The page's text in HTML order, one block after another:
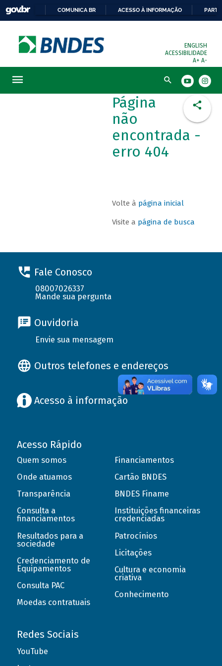
COMUNICA BR ACESSO À INFORMAÇÃO
ENGLISH
ACESSIBILIDADE
A+ A-
Busca
Página
não
encontrada -
erro 404
Volte à página inicial
Visite a página de busca
Fale Conosco
08007026337
Mande sua pergunta
Ouvidoria
Envie sua mensagem
Outros telefones e endereços
Acesso à informação
Acesso Rápido
Quem somos
Onde atuamos
Transparência
Consulta a
financiamentos
Resultados para a
sociedade
Credenciamento de
Equipamentos
Consulta PAC
Moedas contratuais
Financiamentos
Cartão BNDES
BNDES Finame
Instituições financeiras
credenciadas
Patrocínios
Licitações
Cultura e economia
criativa
Conhecimento
Redes Sociais
YouTube